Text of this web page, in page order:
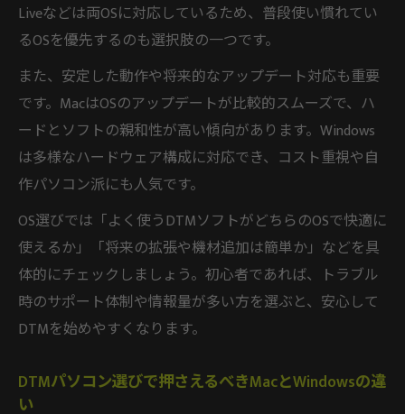
Liveなどは両OSに対応しているため、普段使い慣れてい
るOSを優先するのも選択肢の一つです。
また、安定した動作や将来的なアップデート対応も重要
です。MacはOSのアップデートが比較的スムーズで、ハ
ードとソフトの親和性が高い傾向があります。Windows
は多様なハードウェア構成に対応でき、コスト重視や自
作パソコン派にも人気です。
OS選びでは「よく使うDTMソフトがどちらのOSで快適に
使えるか」「将来の拡張や機材追加は簡単か」などを具
体的にチェックしましょう。初心者であれば、トラブル
時のサポート体制や情報量が多い方を選ぶと、安心して
DTMを始めやすくなります。
DTMパソコン選びで押さえるべきMacとWindowsの違
い